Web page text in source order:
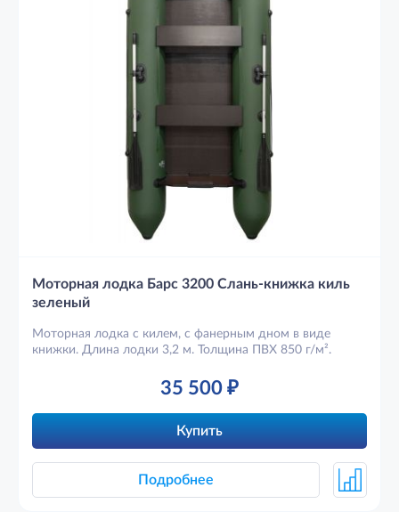
Моторная лодка Барс 3200 Слань-книжка киль
зеленый
Моторная лодка с килем, с фанерным дном в виде
книжки. Длина лодки 3,2 м. Толщина ПВХ 850 г/м².
35 500 ₽
Купить
Подробнее